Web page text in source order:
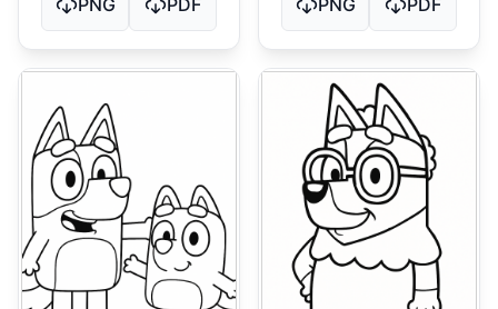
PNG PDF PNG PDF